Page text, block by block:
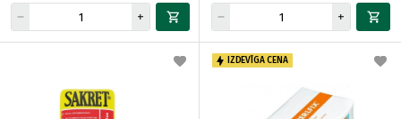
IZDEVĪGA CENA